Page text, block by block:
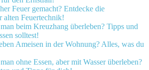
Feuer gemacht? Entdecke die
alten Feuertechnik!
beim Kreuzhang überleben? Tipps und
solltest!
Ameisen in der Wohnung? Alles, was du
ohne Essen, aber mit Wasser überleben?